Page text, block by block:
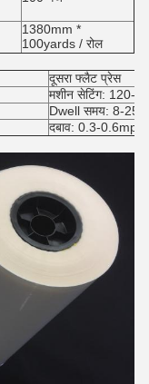
1380mm *
100yards / रोल
दूसरा फ्लैट प्रेस
मशीन सेटिंग: 120-
Dwell समय: 8-25
दबाव: 0.3-0.6mpa